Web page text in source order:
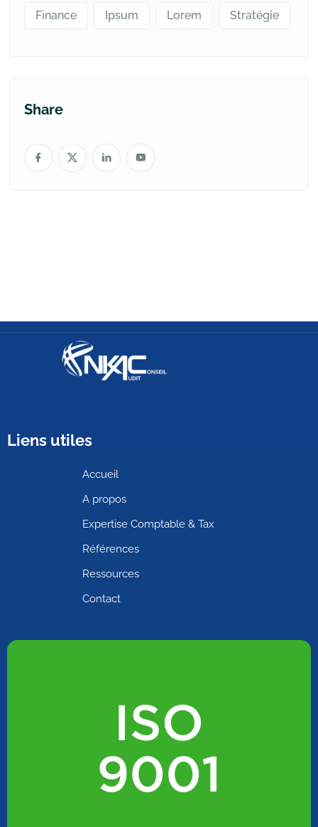
Finance Ipsum Lorem Stratégie
Share
Liens utiles
Accueil
A propos
Expertise Comptable & Tax
Références
Ressources
Contact